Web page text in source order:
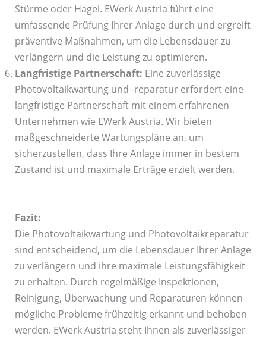
Stürme oder Hagel. EWerk Austria führt eine
umfassende Prüfung Ihrer Anlage durch und ergreift
präventive Maßnahmen, um die Lebensdauer zu
verlängern und die Leistung zu optimieren.
Langfristige Partnerschaft: Eine zuverlässige
Photovoltaikwartung und -reparatur erfordert eine
langfristige Partnerschaft mit einem erfahrenen
Unternehmen wie EWerk Austria. Wir bieten
maßgeschneiderte Wartungspläne an, um
sicherzustellen, dass Ihre Anlage immer in bestem
Zustand ist und maximale Erträge erzielt werden.
Fazit:
Die Photovoltaikwartung und Photovoltaikreparatur
sind entscheidend, um die Lebensdauer Ihrer Anlage
zu verlängern und ihre maximale Leistungsfähigkeit
zu erhalten. Durch regelmäßige Inspektionen,
Reinigung, Überwachung und Reparaturen können
mögliche Probleme frühzeitig erkannt und behoben
werden. EWerk Austria steht Ihnen als zuverlässiger